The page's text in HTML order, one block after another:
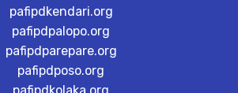
pafipdkendari.org
pafipdpalopo.org
pafipdparepare.org
pafipdposo.org